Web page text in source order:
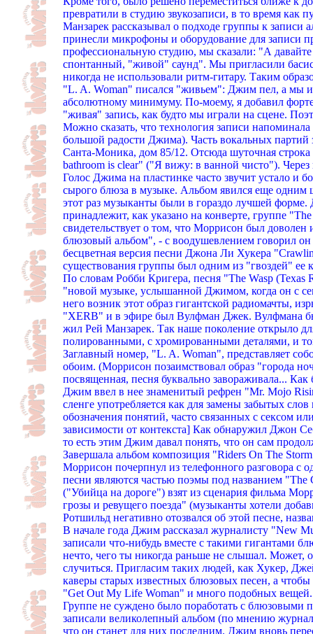
превратили в студию звукозаписи, в то время как
Манзарек рассказывал о подходе группы к
принесли микрофоны и оборудование для записи
профессиональную студию, мы сказали: "А
спонтанный, "живой" саунд". Мы пригласили
никогда не использовали ритм-гитару. Таким
"L. A. Woman" писался "живьем": Джим пел, а мы
абсолютному минимуму. По-моему, я добавил
"живая" запись, как будто мы играли на сцене.
Можно сказать, что технология записи
большой радости Джима). Часть вокальных партий
Санта-Моника, дом 85/12. Отсюда шуточная
bathroom is clear" ("Я вижу: в ванной чисто").
Голос Джима на пластинке часто звучит устало и
сырого блюза в музыке. Альбом явился еще
этот раз музыканты были в гораздо лучшей форме.
принадлежит, как указано на конверте, группе
свидетельствует о том, что Моррисон был
блюзовый альбом", - с воодушевлением говорил
бесцветная версия песни Джона Ли Хукера
существования группы был одним из "гвоздей" ее
По словам Робби Кригера, песня "The Wasp
"новой музыке, услышанной Джимом, когда он с
него возник этот образ гигантской радиомачты,
"XERB" и в эфире был Вулфман Джек. Вулфмана
жил Рей Манзарек. Так наше поколение открыло
полированными, с хромированными деталями, и
Заглавный номер, "L. A. Woman", представляет
обоим. (Моррисон позаимствовал образ "города
посвященная, песня буквально завораживала...
Джим ввел в нее знаменитый рефрен "Mr. Mojo
сленге употребляется как для замены забытых
обозначения понятий, часто связанных с сексом
зависимости от контекста] Как обнаружил Джон
то есть этим Джим давал понять, что он сам
Завершала альбом композиция "Riders On The
Моррисон почерпнул из телефонного разговора с
песни являются частью поэмы под названием
("Убийца на дороге") взят из сценария фильма
грозы и ревущего поезда" (музыканты хотели
Ротшильд негативно отозвался об этой песне,
В начале года Джим рассказал журналисту "New
записали что-нибудь вместе с такими гигантами
нечто, чего ты никогда раньше не слышал. Может,
случиться. Пригласим таких людей, как Хукер,
каверы старых известных блюзовых песен, а
"Get Out My Life Woman" и много подобных
Группе не суждено было поработать с блюзовыми
записали великолепный альбом (по мнению
что он станет для них последним. Джим вновь